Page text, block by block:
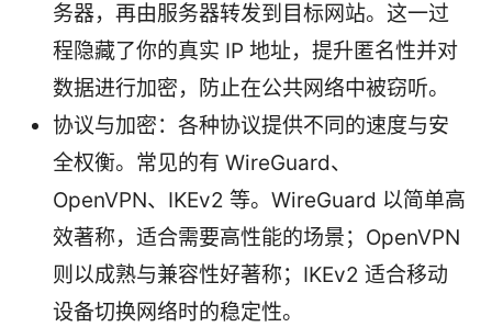
务器，再由服务器转发到目标网站。这一过
程隐藏了你的真实 IP 地址，提升匿名性并对
数据进行加密，防止在公共网络中被窃听。
协议与加密：各种协议提供不同的速度与安
全权衡。常见的有 WireGuard、
OpenVPN、IKEv2 等。WireGuard 以简单高
效著称，适合需要高性能的场景；OpenVPN
则以成熟与兼容性好著称；IKEv2 适合移动
设备切换网络时的稳定性。